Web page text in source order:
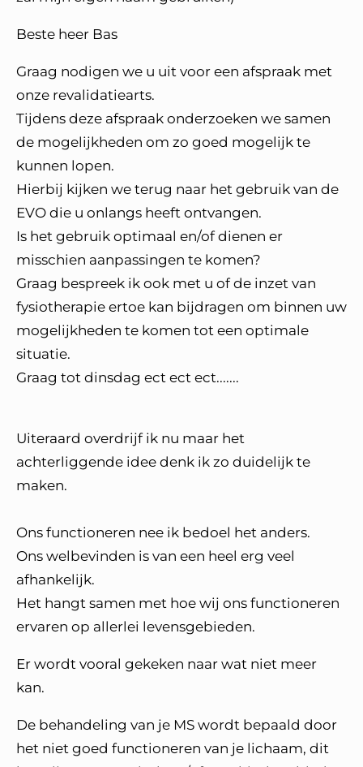
Beste heer Bas
Graag nodigen we u uit voor een afspraak met
onze revalidatiearts.
Tijdens deze afspraak onderzoeken we samen
de mogelijkheden om zo goed mogelijk te
kunnen lopen.
Hierbij kijken we terug naar het gebruik van de
EVO die u onlangs heeft ontvangen.
Is het gebruik optimaal en/of dienen er
misschien aanpassingen te komen?
Graag bespreek ik ook met u of de inzet van
fysiotherapie ertoe kan bijdragen om binnen uw
mogelijkheden te komen tot een optimale
situatie.
Graag tot dinsdag ect ect ect.......
Uiteraard overdrijf ik nu maar het
achterliggende idee denk ik zo duidelijk te
maken.
Ons functioneren nee ik bedoel het anders.
Ons welbevinden is van een heel erg veel
afhankelijk.
Het hangt samen met hoe wij ons functioneren
ervaren op allerlei levensgebieden.
Er wordt vooral gekeken naar wat niet meer
kan.
De behandeling van je MS wordt bepaald door
het niet goed functioneren van je lichaam, dit